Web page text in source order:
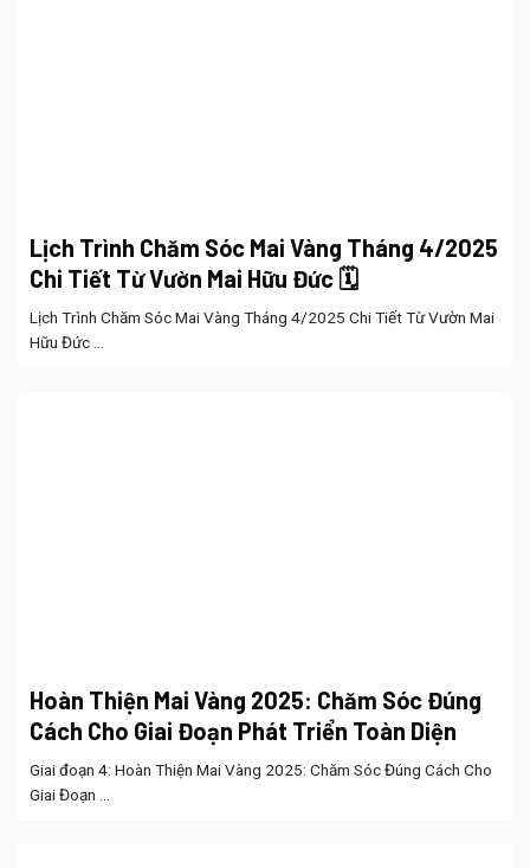
Lịch Trình Chăm Sóc Mai Vàng Tháng 4/2025
Chi Tiết Từ Vườn Mai Hữu Đức 🗓️
Lịch Trình Chăm Sóc Mai Vàng Tháng 4/2025 Chi Tiết Từ Vườn Mai
Hữu Đức ...
Hoàn Thiện Mai Vàng 2025: Chăm Sóc Đúng
Cách Cho Giai Đoạn Phát Triển Toàn Diện
Giai đoạn 4: Hoàn Thiện Mai Vàng 2025: Chăm Sóc Đúng Cách Cho
Giai Đoạn ...